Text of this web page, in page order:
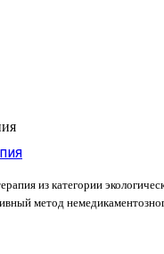
из категории
метод